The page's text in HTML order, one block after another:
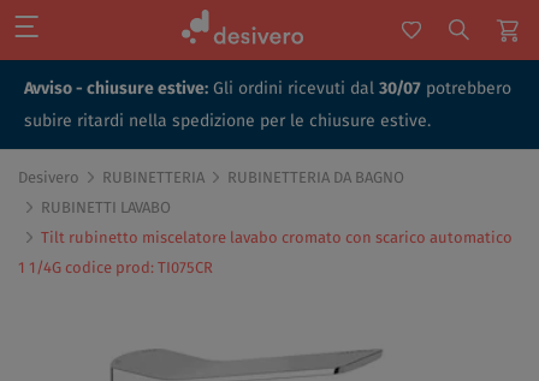
Avviso - chiusure estive: Gli ordini ricevuti dal 30/07 potrebbero
subire ritardi nella spedizione per le chiusure estive.
Desivero RUBINETTERIA
RUBINETTERIA DA BAGNO
RUBINETTI LAVABO
Tilt rubinetto miscelatore lavabo cromato con scarico automatico
1 1/4G codice prod: TI075CR